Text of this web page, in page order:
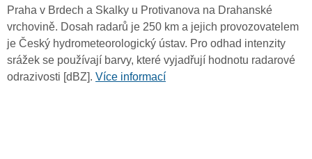
Praha v Brdech a Skalky u Protivanova na Drahanské
vrchovině. Dosah radarů je 250 km a jejich provozovatelem
je Český hydrometeorologický ústav. Pro odhad intenzity
srážek se používají barvy, které vyjadřují hodnotu radarové
odrazivosti [dBZ]. Více informací